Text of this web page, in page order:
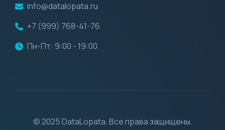
info@datalopata.ru
+7 (999) 768-41-76
Пн-Пт: 9:00 - 19:00
© 2025 DataLopata. Все права защищены.